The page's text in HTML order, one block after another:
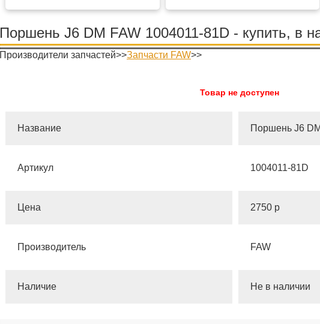
Поршень J6 DM FAW 1004011-81D - купить, в
Производители запчастей>>Запчасти FAW>>
Товар не доступен
Название Поршень J6
Артикул 1004011-81D
Цена 2750 р
Производитель FAW
Наличие Не в наличии